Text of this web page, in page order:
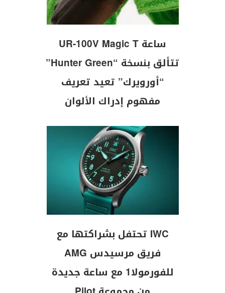
ساعة UR-100V Magic T
تتألق بنسخة “Hunter Green”
“أورويرك” تعيد تعريف
مفهوم إدراك الألوان
IWC تحتفل بشراكتها مع
فريق مرسيدس AMG
للفورمولا1 مع ساعة جديدة